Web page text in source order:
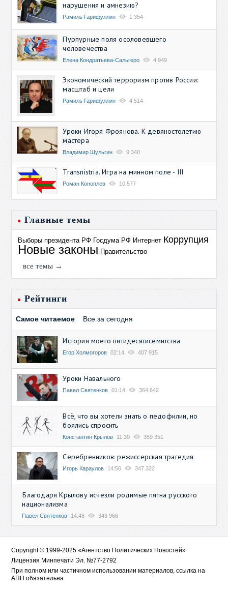
нарушения и амнезию?
Рамиль Гарифуллин 1 354
Пурпурные поля осоловевшего
человечества
Елена Кондратьева-Сальгеро 4 949
Экономический терроризм против России:
масштаб и цели
Рамиль Гарифуллин 4 514
Уроки Игоря Фроянова. К девяностолетию
мастера
Владимир Шульгин 9 340
Transnistria. Игра на минном поле - III
Роман Коноплев 10 577
Главные темы
Выборы президента РФ Госдума РФ Интернет Коррупция
Новые законы Правительство
все темы →
Рейтинги
Самое читаемое Все за сегодня
История моего пятидесятисемитства
Егор Холмогоров 02:14 407 915
Уроки Навального
Павел Святенков 01:14 364 642
Всё, что вы хотели знать о педофилии, но
боялись спросить
Константин Крылов 11:30 359 351
Серебренников: режиссерская трагедия
Игорь Караулов 14:50 347 322
Благодаря Крылову исчезли родимые пятна русского
национализма
Павел Святенков 14:48 343 966
Copyright © 1999-2025 «Агентство Политических Новостей»
Лицензия Минпечати Эл. №77-2792
При полном или частичном использовании материалов, ссылка на
АПН обязательна